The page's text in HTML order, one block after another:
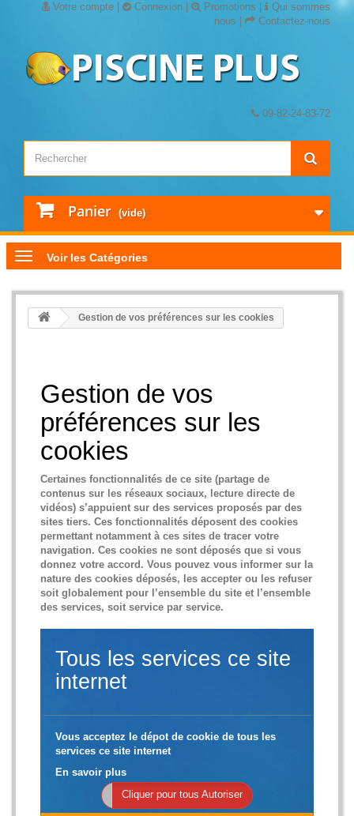
Votre compte Connexion Promotions
Qui sommes
nous
Contactez-nous
09-82-24-83-72
Panier (vide)
Voir les Catégories
Gestion de vos préférences sur les cookies
Gestion de vos
préférences sur les
cookies
Certaines fonctionnalités de ce site (partage de
contenus sur les réseaux sociaux, lecture directe de
vidéos) s’appuient sur des services proposés par des
sites tiers. Ces fonctionnalités déposent des cookies
permettant notamment à ces sites de tracer votre
navigation. Ces cookies ne sont déposés que si vous
donnez votre accord. Vous pouvez vous informer sur la
nature des cookies déposés, les accepter ou les refuser
soit globalement pour l’ensemble du site et l’ensemble
des services, soit service par service.
Tous les services ce site
internet
Vous acceptez le dépot de cookie de tous les
services ce site internet
En savoir plus
Cliquer pour tous Autoriser